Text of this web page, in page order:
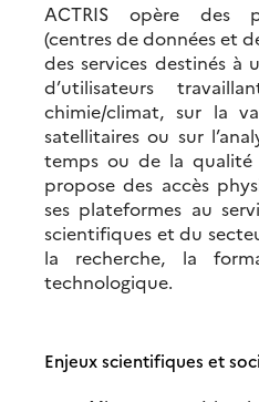
ACTRIS opère des
(centres de données et
des services destinés à
d’utilisateurs
chimie/climat, sur la
satellitaires ou sur
temps ou de la qualité
propose des accès
ses plateformes au
scientifiques et du
la recherche, la
technologique.
Enjeux scientifiques et